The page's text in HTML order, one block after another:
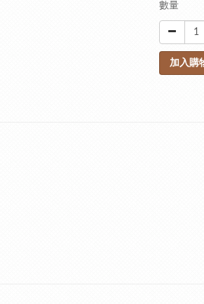
數量
加入購